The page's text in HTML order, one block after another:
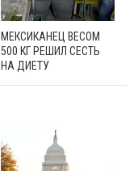
МЕКСИКАНЕЦ ВЕСОМ
500 КГ РЕШИЛ СЕСТЬ
НА ДИЕТУ